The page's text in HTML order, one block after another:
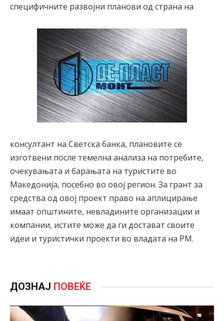
специфичните развојни планови од страна на
консултант на Светска банка, плановите се
изготвени после темелна анализа на потребите,
очекувањата и барањата на туристите во
Македонија, посебно во овој регион. За грант за
средства од овој проект право на аплицирање
имаат општините, невладините организации и
компании, истите може да ги достават своите
идеи и туристички проекти во владата на РМ.
ДОЗНАЈ ПОВЕЌЕ